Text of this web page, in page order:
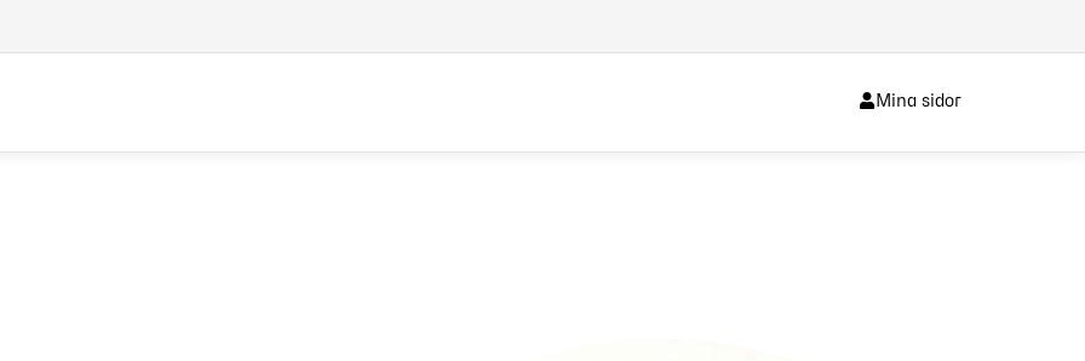
Mina sidor